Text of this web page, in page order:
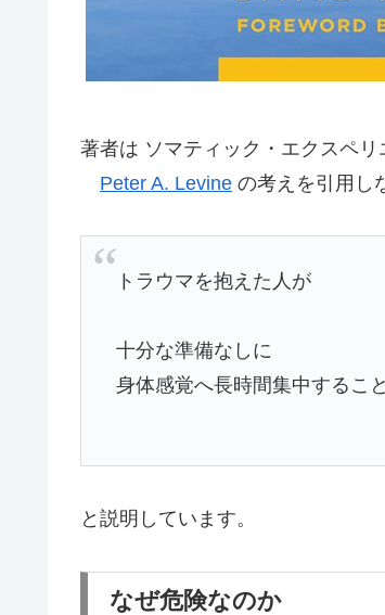
著者は ソマティック・エクスペ
Peter A. Levine の考えを引用し
トラウマを抱えた人が
十分な準備なしに
身体感覚へ長時間集中するこ
と説明しています。
なぜ危険なのか